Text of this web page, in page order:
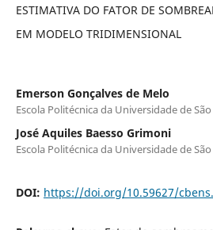
ESTIMATIVA DO FATOR DE
EM MODELO TRIDIMENSIONAL
Emerson Gonçalves de Melo
Escola Politécnica da Universidade de
José Aquiles Baesso Grimoni
Escola Politécnica da Universidade de
DOI: https://doi.org/10.59627/